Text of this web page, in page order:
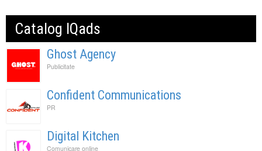
Catalog IQads
Ghost Agency
Publicitate
Confident Communications
PR
Digital Kitchen
Comunicare online